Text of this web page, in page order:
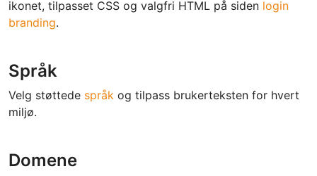
ikonet, tilpasset CSS og valgfri HTML på siden login
branding.
Språk
Velg støttede språk og tilpass brukerteksten for hvert
miljø.
Domene